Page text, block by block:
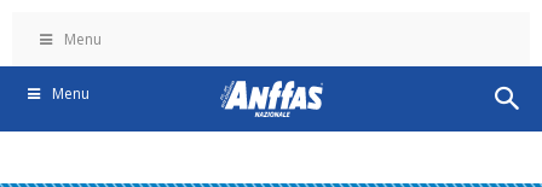
Menu
Menu